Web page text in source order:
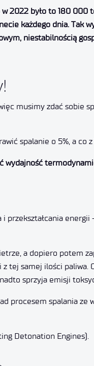
w 2022 było to 180
każdego dnia. Tak
niestabilnością
musimy zdać sobie
spalanie o 5%, a co z
przekształcania
a dopiero potem
tej samej ilości
sprzyja emisji
procesem spalania ze
Detonation Engines).